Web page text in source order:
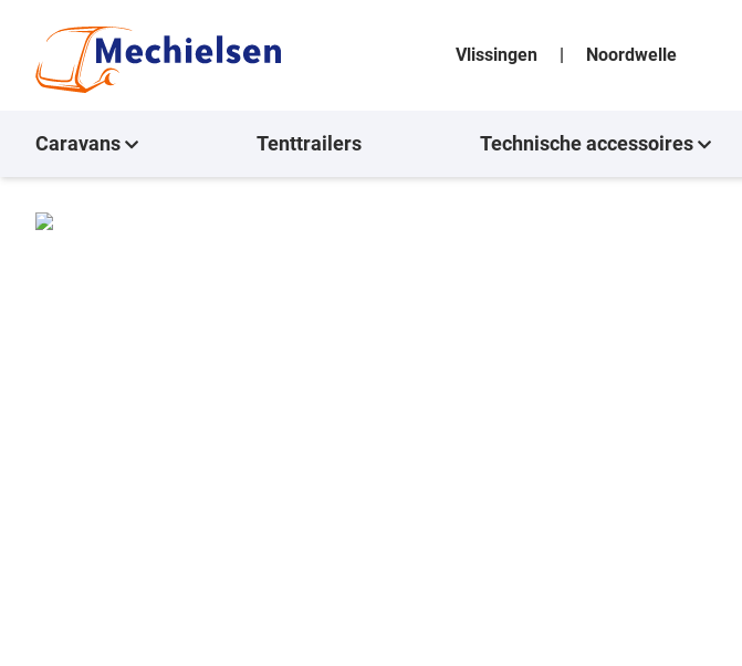
Vlissingen | Noordwelle
Caravans Tenttrailers Technische accessoires